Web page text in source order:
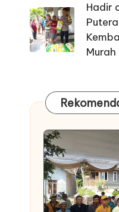
Hadir
Murah